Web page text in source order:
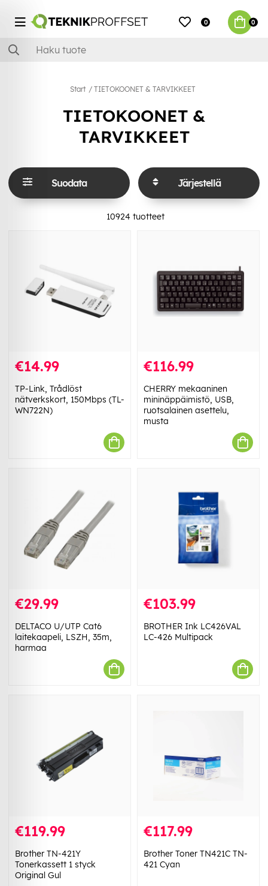
0 0
Start TIETOKOONET & TARVIKKEET
TIETOKOONET &
TARVIKKEET
Suodata Järjestellä
10924 tuotteet
€14.99
TP-Link, Trådlöst
nätverkskort, 150Mbps (TL-
WN722N)
€116.99
CHERRY mekaaninen
mininäppäimistö, USB,
ruotsalainen asettelu,
musta
€29.99
DELTACO U/UTP Cat6
laitekaapeli, LSZH, 35m,
harmaa
€103.99
BROTHER Ink LC426VAL
LC-426 Multipack
€119.99
Brother TN-421Y
Tonerkassett 1 styck
Original Gul
€117.99
Brother Toner TN421C TN-
421 Cyan